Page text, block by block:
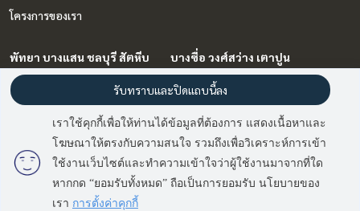
โครงการของเรา
พัทยา บางแสน ชลบุรี สัตหีบ
โคปาคาบาน่า บีช จอมเทียน
เดอะ ริเวียร่า โอเชี่ยน ไดร์ฟ
เดอะ พาโนรา พัทยา
เดอะ ริเวียร่า จอมเทียน พัทยา
เอสปันญ่า คอนโด รีสอร์ท พัทยา
เดอะ คอรัล พัทยา
เดอะ ริเวียร่า โมนาโก พัทยา
บางซื่อ วงศ์สว่าง เตาปูน
เดอะ เบส วงศ์สว่าง
เราใช้คุกกี้เพื่อให้ท่านได้ข้อมูลที่ต้องการ แสดงเนื้อหาและ
โฆษณาให้ตรงกับความสนใจ รวมถึงเพื่อวิเคราะห์การเข้า
ใช้งานเว็บไซต์และทำความเข้าใจว่าผู้ใช้งานมาจากที่ใด
หากกด “ยอมรับทั้งหมด” ถือเป็นการยอมรับ นโยบายของ
เรา การตั้งค่าคุกกี้
รับทราบและปิดแถบนี้ลง